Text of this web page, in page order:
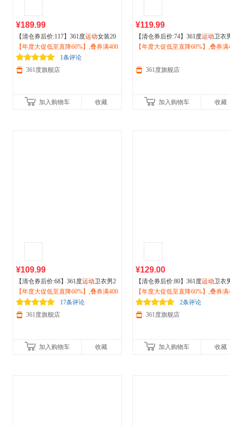
¥189.99
【清仓券后价:117】361度运动女装20
26春季新款休闲运动衫立领套头卫衣5
62514815
【年度大促低至直降60%】,叠券满400
减150/600减230,立即抢购！
1条评论
361度旗舰店
加入购物车 收藏
¥119.99
【清仓券后价:74】361度运动卫衣
026秋冬季新款加绒套头休闲卫衣
【年度大促低至直降60%】,叠券满
361度旗舰店
加入购物车 收藏
¥109.99
【清仓券后价:68】361度运动卫衣男2
026秋季新款男士加绒半开襟摇粒绒冲
锋衣内胆652533802
【年度大促低至直降60%】,叠券满400
减150/600减230,立即抢购！
17条评论
361度旗舰店
加入购物车 收藏
¥129.00
【清仓券后价:80】361度运动卫衣
026秋季新款套头卫衣宽松休闲上
2519812
【年度大促低至直降60%】,叠券满
减150/600减230,立即抢购！
2条评论
361度旗舰店
加入购物车 收藏